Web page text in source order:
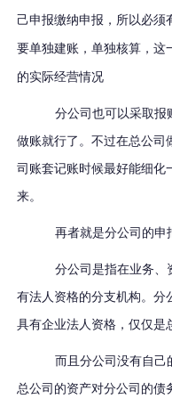
己申报缴纳申报， 所以必须
要单独建账，单独核算，这
的实际经营情况
分公司也可以采取报
做账就行了。不过在总公司
司账套记账时候最好能细化
来。
再者就是分公司的申
分公司是指在业务、
有法人资格的分支机构。分
具有企业法人资格，仅仅是
而且分公司没有自己
总公司的资产对分公司的债